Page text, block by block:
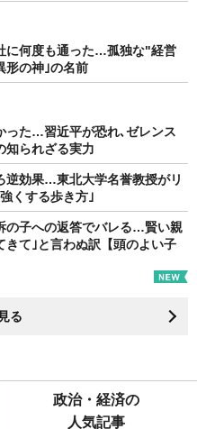
に何度も通った…孤独な"経営
形の神｣の名前
った…習近平が恐れ､ゼレンス
知られざる実力
逆効果…東北大学名誉教授がリ
くする歩き方｣
の子への返答でバレる…賢い親
きて｣と言わぬ訳【頭のよい子
る
政治・経済の
人気記事